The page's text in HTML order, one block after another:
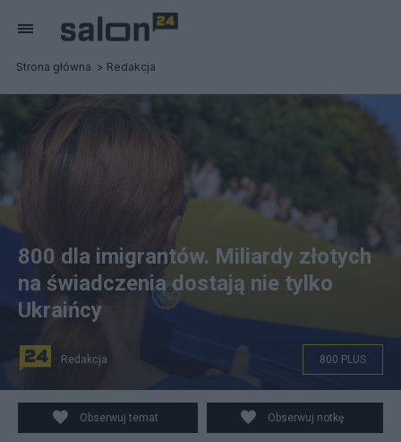
Strona główna Redakcja
800 dla imigrantów. Miliardy złotych
na świadczenia dostają nie tylko
Ukraińcy
Redakcja 800 PLUS
Obserwuj temat Obserwuj notkę